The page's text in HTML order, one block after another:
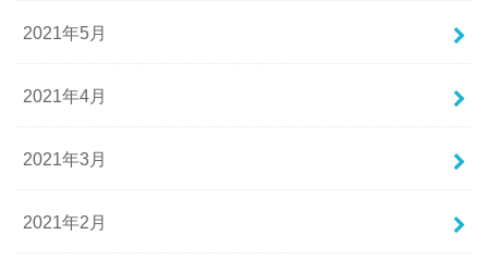
2021年5月
2021年4月
2021年3月
2021年2月